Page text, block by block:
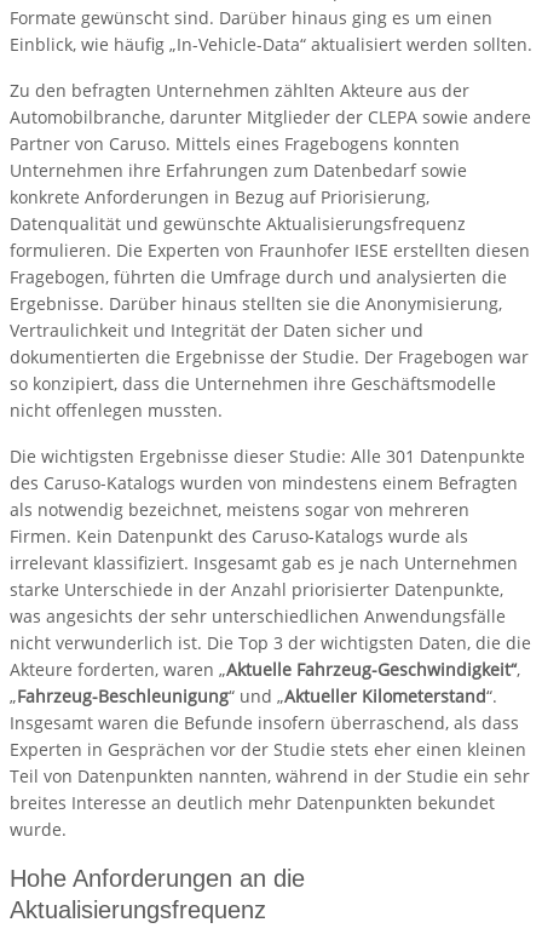
Formate gewünscht sind. Darüber hinaus ging es um einen
Einblick, wie häufig „In-Vehicle-Data“ aktualisiert werden sollten.
Zu den befragten Unternehmen zählten Akteure aus der
Automobilbranche, darunter Mitglieder der CLEPA sowie andere
Partner von Caruso. Mittels eines Fragebogens konnten
Unternehmen ihre Erfahrungen zum Datenbedarf sowie
konkrete Anforderungen in Bezug auf Priorisierung,
Datenqualität und gewünschte Aktualisierungsfrequenz
formulieren. Die Experten von Fraunhofer IESE erstellten diesen
Fragebogen, führten die Umfrage durch und analysierten die
Ergebnisse. Darüber hinaus stellten sie die Anonymisierung,
Vertraulichkeit und Integrität der Daten sicher und
dokumentierten die Ergebnisse der Studie. Der Fragebogen war
so konzipiert, dass die Unternehmen ihre Geschäftsmodelle
nicht offenlegen mussten.
Die wichtigsten Ergebnisse dieser Studie: Alle 301 Datenpunkte
des Caruso-Katalogs wurden von mindestens einem Befragten
als notwendig bezeichnet, meistens sogar von mehreren
Firmen. Kein Datenpunkt des Caruso-Katalogs wurde als
irrelevant klassifiziert. Insgesamt gab es je nach Unternehmen
starke Unterschiede in der Anzahl priorisierter Datenpunkte,
was angesichts der sehr unterschiedlichen Anwendungsfälle
nicht verwunderlich ist. Die Top 3 der wichtigsten Daten, die die
Akteure forderten, waren „Aktuelle Fahrzeug-Geschwindigkeit“,
„Fahrzeug-Beschleunigung“ und „Aktueller Kilometerstand“.
Insgesamt waren die Befunde insofern überraschend, als dass
Experten in Gesprächen vor der Studie stets eher einen kleinen
Teil von Datenpunkten nannten, während in der Studie ein sehr
breites Interesse an deutlich mehr Datenpunkten bekundet
wurde.
Hohe Anforderungen an die
Aktualisierungsfrequenz